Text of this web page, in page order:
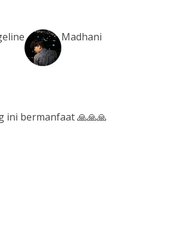
Madhani
ini bermanfaat 🙏🙏🙏